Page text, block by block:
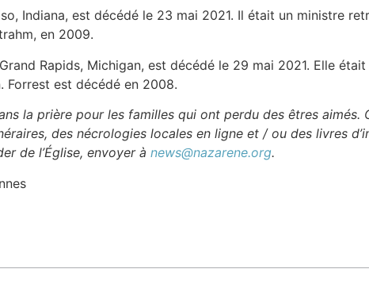
Indiana, est décédé le 23 mai 2021. Il était un ministre
en 2009.
Rapids, Michigan, est décédé le 29 mai 2021. Elle
Forrest est décédé en 2008.
la prière pour les familles qui ont perdu des êtres aimés.
des nécrologies locales en ligne et / ou des livres
de l’Église, envoyer à news@nazarene.org.